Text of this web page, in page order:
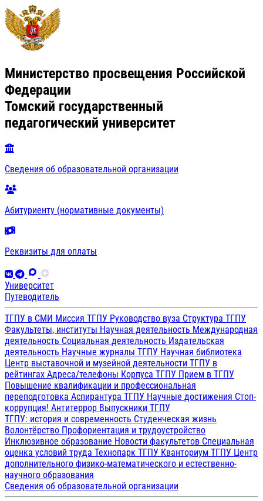
Министерство просвещения Российской
Федерации
Томский государственный
педагогический университет
Сведения об образовательной организации
Абитуриенту (нормативные документы)
Реквизиты для оплаты
Университет
Путеводитель
ТГПУ в СМИ Миссия ТГПУ Руководство вуза Структура ТГПУ
Факультеты, институты Научная деятельность Международная
деятельность Социальная деятельность Издательская
деятельность Научные журналы ТГПУ Научная библиотека
Центр выставочной и музейной деятельности ТГПУ в
рейтингах Адреса/телефоны Корпуса ТГПУ Прием в ТГПУ
Повышение квалификации и профессиональная
переподготовка Аспирантура ТГПУ Научные достижения Стоп-
коррупция! Антитеррор Выпускники ТГПУ
ТГПУ: история и современность Студенческая жизнь
Волонтёрство Профориентация и трудоустройство
Инклюзивное образование Новости факультетов Специальная
оценка условий труда Технопарк ТГПУ Кванториум ТГПУ Центр
дополнительного физико-математического и естественно-
научного образования
Сведения об образовательной организации